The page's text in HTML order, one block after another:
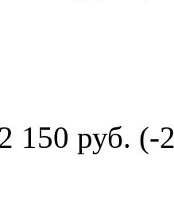
150 руб. (-